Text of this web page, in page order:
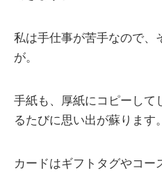
私は手仕事が苦手なので、
が。
手紙も、厚紙にコピーして
るたびに思い出が蘇ります。
カードはギフトタグやコー